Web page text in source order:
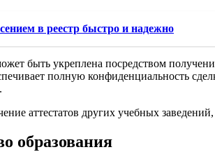
в реестр быстро и надежно
быть укреплена посредством
полную конфиденциальность
аттестатов других учебных
образования